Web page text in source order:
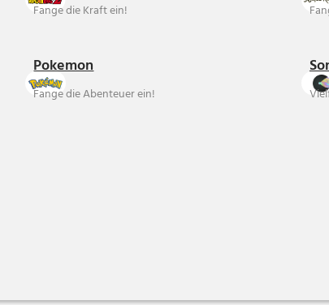
Fange die Kraft ein!
Pokemon
Fange die Abenteuer ein!